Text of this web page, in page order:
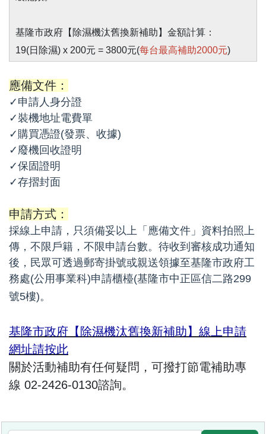
基隆市政府【除濕機汰舊換新補助】金額計算：
19(日除濕) x 200元 = 3800元(每台最高補助2000元)
應備文件：
✓申請人身分證
✓裝機地址電費單
✓購買憑證(發票、收據)
✓廢機回收證明
✓保固證明
✓存摺封面
申請方式：
採線上申請，只須備妥以上「應備文件」資料拍照上
傳，不限戶籍，不限申請台數。待收到審核成功通知
後，民眾可透過郵寄掛號或親送領據至基隆市政府工
務處(公用事業科)申請櫃檯(基隆市中正區信二路299
號5樓)。
基隆市政府【除濕機汰舊換新補助】線上申請
網址請按此
關於活動補助有任何疑問，可撥打節電補助專
線 02-2426-0130諮詢。